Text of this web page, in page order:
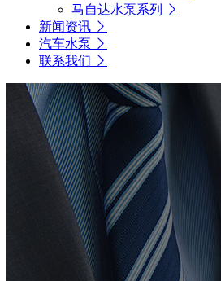
马自达水泵系列
新闻资讯
汽车水泵
联系我们